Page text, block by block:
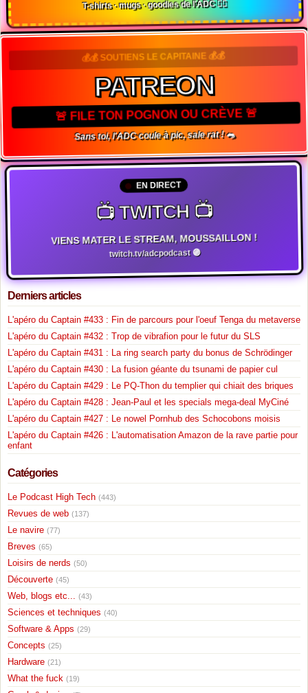
T-shirts · mugs · goodies de l'ADC 🏴‍☠️
💰💰 SOUTIENS LE CAPITAINE 💰💰
PATREON
🚨 FILE TON POGNON OU CRÈVE 🚨
Sans toi, l'ADC coule à pic, sale rat ! 🐀
EN DIRECT
📺 TWITCH 📺
VIENS MATER LE STREAM, MOUSSAILLON !
twitch.tv/adcpodcast 🟣
Derniers articles
L'apéro du Captain #433 : Fin de parcours pour l'oeuf Tenga du metaverse
L'apéro du Captain #432 : Trop de vibrafion pour le futur du SLS
L'apéro du Captain #431 : La ring search party du bonus de Schrödinger
L'apéro du Captain #430 : La fusion géante du tsunami de papier cul
L'apéro du Captain #429 : Le PQ-Thon du templier qui chiait des briques
L'apéro du Captain #428 : Jean-Paul et les specials mega-deal MyCiné
L'apéro du Captain #427 : Le nowel Pornhub des Schocobons moisis
L'apéro du Captain #426 : L'automatisation Amazon de la rave partie pour
enfant
Catégories
Le Podcast High Tech (443)
Revues de web (137)
Le navire (77)
Breves (65)
Loisirs de nerds (50)
Découverte (45)
Web, blogs etc... (43)
Sciences et techniques (40)
Software & Apps (29)
Concepts (25)
Hardware (21)
What the fuck (19)